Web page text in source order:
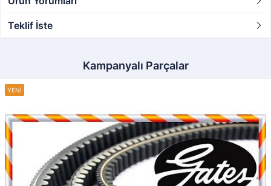
Teklif İste
Kampanyalı Parçalar